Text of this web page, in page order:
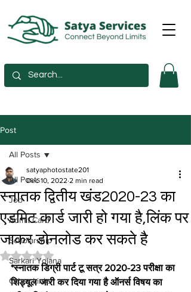
Post
All Posts
Job
Admit Card
Scholarship
Sarkari Yojana
Other Links
All Posts
स्नातक द्वितीय खंड2020-23 का
एडमिट कार्ड जारी हो गया है,लिंक पर
जाकर डोनलोड कर सकते है
satyaphotostate201
Dec 10, 2022 2 min read
Rated NaN out of 5 stars.
*स्नातक डिग्री पार्ट टू सत्र 2020-23 परीक्षा का
शिड्यूल जारी कर दिया गया है ऑनर्स विषय का